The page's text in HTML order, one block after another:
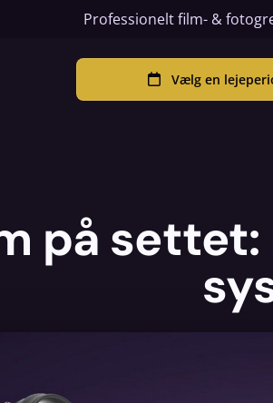
Professionelt film- &
på settet: